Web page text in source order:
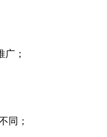
；
同；